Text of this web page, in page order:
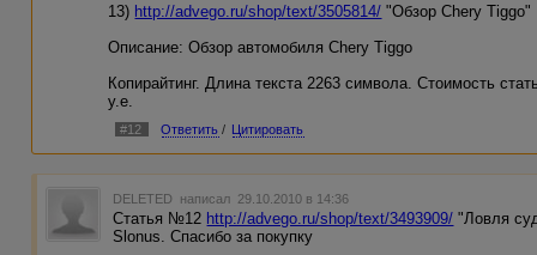
13) http://advego.ru/shop/text/3505814/ "Обзор Chery Tiggo"
Описание: Обзор автомобиля Chery Tiggo
Копирайтинг. Длина текста 2263 символа. Стоимость
у.е.
#12 Ответить / Цитировать
DELETED написал 29.10.2010 в 14:36
Статья №12 http://advego.ru/shop/text/3493909/ "Ловля
Slonus. Спасибо за покупку